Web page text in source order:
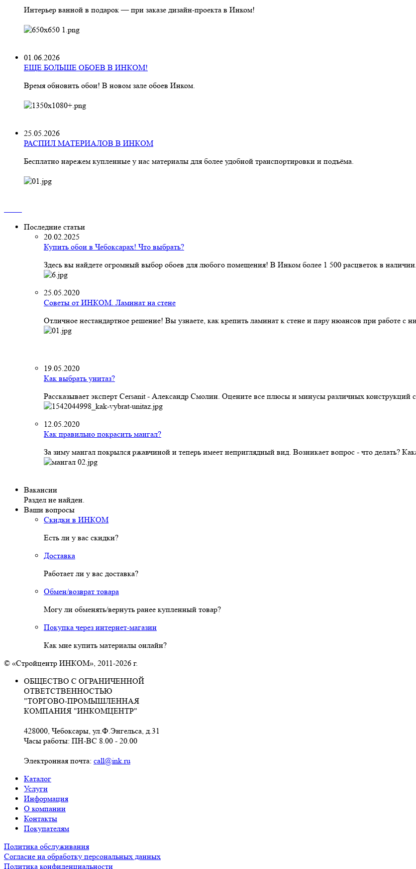
Интерьер ванной в подарок — при заказе дизайн‑проекта в Инком!
01.06.2026
ЕЩЕ БОЛЬШЕ ОБОЕВ В ИНКОМ!
Время обновить обои! В новом зале обоев Инком.
25.05.2026
РАСПИЛ МАТЕРИАЛОВ В ИНКОМ
Бесплатно нарежем купленные у нас материалы для более удобной транспортировки и подъёма.
Последние статьи
20.02.2025
Купить обои в Чебоксарах! Что выбрать?
Здесь вы найдете огромный выбор обоев для любого помещения! В Инком более 1 500 расцветок в наличии.
25.05.2020
Советы от ИНКОМ. Ламинат на стене
Отличное нестандартное решение! Вы узнаете, как крепить ламинат к стене и пару нюансов при работе с
19.05.2020
Как выбрать унитаз?
Рассказывает эксперт Cersanit - Александр Смолин. Оцените все плюсы и минусы различных конструкций
12.05.2020
Как правильно покрасить мангал?
За зиму мангал покрылся ржавчиной и теперь имеет неприглядный вид. Возникает вопрос - что делать?
Вакансии
Раздел не найден.
Ваши вопросы
Скидки в ИНКОМ
Есть ли у вас скидки?
Доставка
Работает ли у вас доставка?
Обмен/возврат товара
Могу ли обменять/вернуть ранее купленный товар?
Покупка через интернет-магазин
Как мне купить материалы онлайн?
© «Стройцентр ИНКОМ», 2011-2026 г.
ОБЩЕСТВО С ОГРАНИЧЕННОЙ
ОТВЕТСТВЕННОСТЬЮ
"ТОРГОВО-ПРОМЫШЛЕННАЯ
КОМПАНИЯ "ИНКОМЦЕНТР"
428000, Чебоксары, ул.Ф.Энгельса, д.31
Часы работы: ПН-ВС 8.00 - 20.00
Электронная почта: call@ink.ru
Каталог
Услуги
Информация
О компании
Контакты
Покупателям
Политика обслуживания
Согласие на обработку персональных данных
Политика конфиденциальности